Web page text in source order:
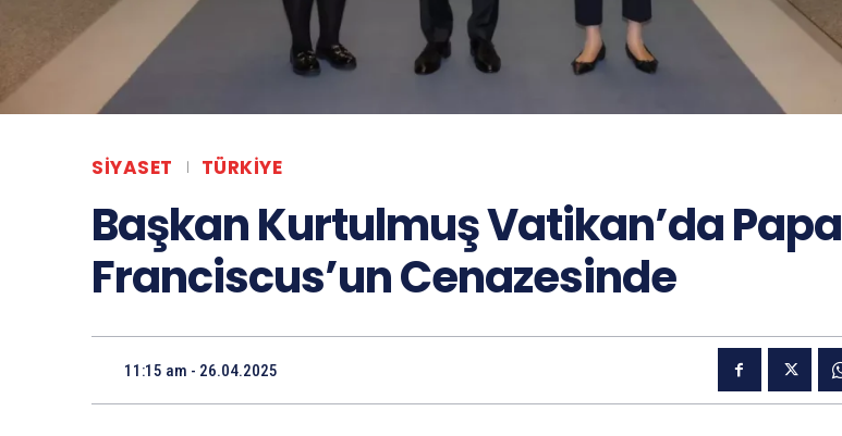
SIYASET TÜRKIYE
Başkan Kurtulmuş Vatikan’da Papa
Franciscus’un Cenazesinde
11:15 am - 26.04.2025